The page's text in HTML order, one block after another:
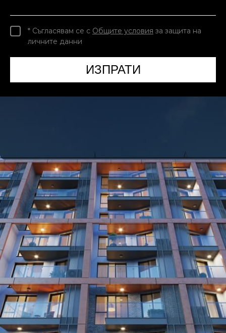
* Съгласявам се с Общите условия за защита на
личните данни